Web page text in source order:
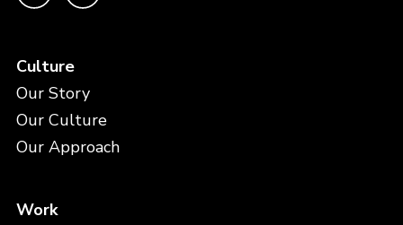
Culture
Our Story
Our Culture
Our Approach
Work